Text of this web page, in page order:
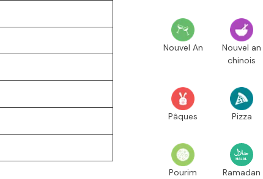
Nouvel An
Nouvel an
chinois
Pâques Pizza
Pourim Ramadan